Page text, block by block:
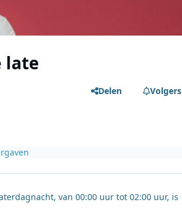
late
Delen Volgers
van 00:00 uur tot 02:00 uur, is